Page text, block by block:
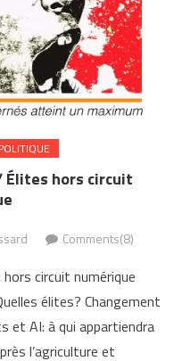
Élites hors circuit
Comments(8)
circuit numérique
élites? Changement
et AI: à qui appartiendra
l’agriculture et